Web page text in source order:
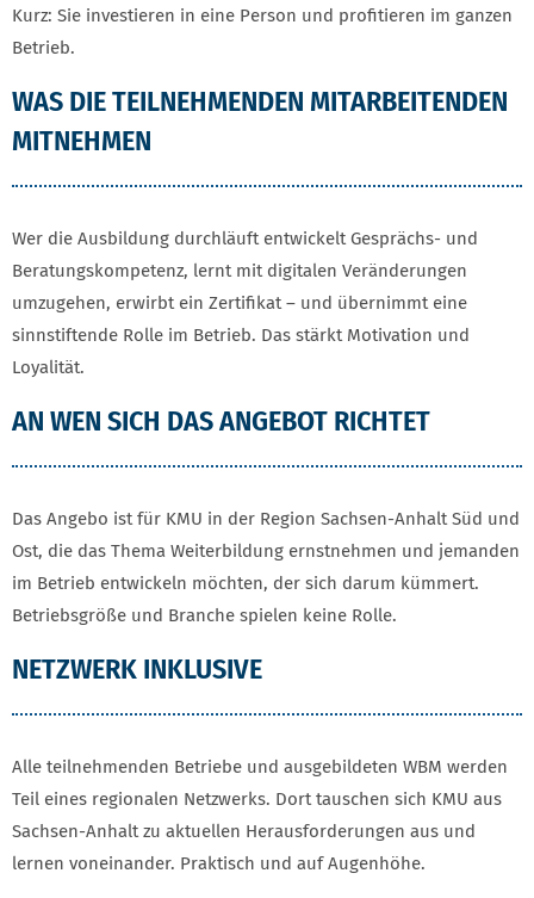
Kurz: Sie investieren in eine Person und profitieren im ganzen
Betrieb.
WAS DIE TEILNEHMENDEN MITARBEITENDEN
MITNEHMEN
Wer die Ausbildung durchläuft entwickelt Gesprächs- und
Beratungskompetenz, lernt mit digitalen Veränderungen
umzugehen, erwirbt ein Zertifikat – und übernimmt eine
sinnstiftende Rolle im Betrieb. Das stärkt Motivation und
Loyalität.
AN WEN SICH DAS ANGEBOT RICHTET
Das Angebo ist für KMU in der Region Sachsen-Anhalt Süd und
Ost, die das Thema Weiterbildung ernstnehmen und jemanden
im Betrieb entwickeln möchten, der sich darum kümmert.
Betriebsgröße und Branche spielen keine Rolle.
NETZWERK INKLUSIVE
Alle teilnehmenden Betriebe und ausgebildeten WBM werden
Teil eines regionalen Netzwerks. Dort tauschen sich KMU aus
Sachsen-Anhalt zu aktuellen Herausforderungen aus und
lernen voneinander. Praktisch und auf Augenhöhe.